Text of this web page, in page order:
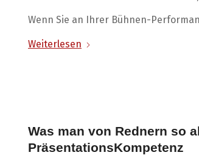
Wenn Sie an Ihrer Bühnen-
Weiterlesen
Was man von Rednern so
PräsentationsKompetenz